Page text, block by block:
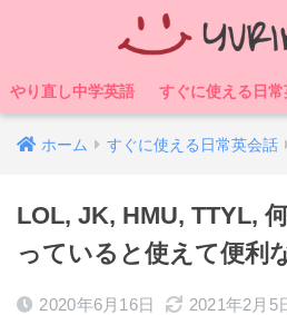
やり直し中学英語 すぐに使える日
ホーム すぐに使える日常英会話
LOL, JK, HMU, TTYL,
っていると使えて便利
2020年6月16日 2021年2月5